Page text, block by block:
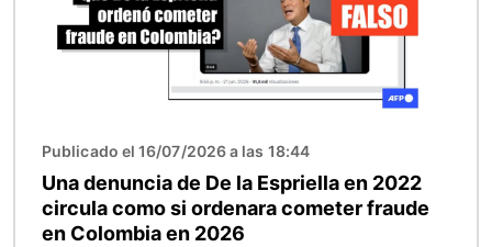
Publicado el 16/07/2026 a las 18:44
Una denuncia de De la Espriella en 2022
circula como si ordenara cometer fraude
en Colombia en 2026